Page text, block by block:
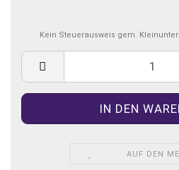
Kein Steuerausweis gem.
AUF DEN